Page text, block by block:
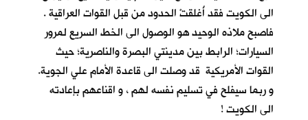
الى الكويت فقد أُغلقتْ الحدود من قبل القوات العراقية .
فاصبح ملاذه الوحيد هو الوصول الى الخط السريع لمرور
السيارات؛ الرابط بين مدينتي البصرة والناصرية؛ حيث
القوات الأمريكية قد وصلت الى قاعدة الأمام علي الجوية.
و ربما سيفلح في تسليم نفسه لهم ، و اقناعهم بإعادته
الى الكويت !